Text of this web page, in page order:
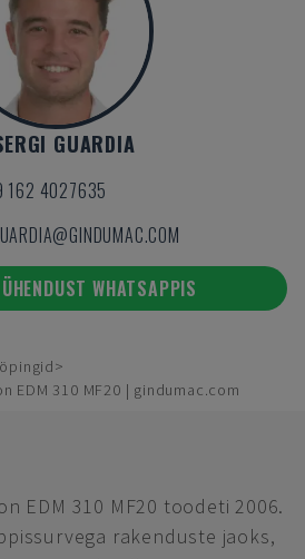
GUARDIA
162 4027635
WHATSAPPIS
EDM 310 MF20 | gindumac.com
EDM 310 MF20 toodeti 2006.
rakenduste jaoks,